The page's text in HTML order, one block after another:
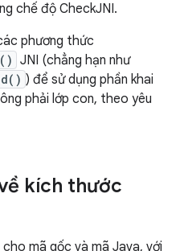
chế độ CheckJNI.
phương thức
JNI (chẳng hạn như
) để sử dụng phần khai
phải lớp con, theo yêu
kích thước
mã gốc và mã Java, với